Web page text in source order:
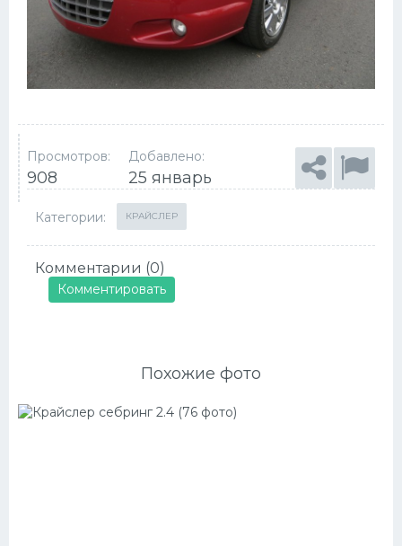
Просмотров:
908
Добавлено:
25 январь
Категории: КРАЙСЛЕР
Комментарии (0)
Комментировать
Похожие фото